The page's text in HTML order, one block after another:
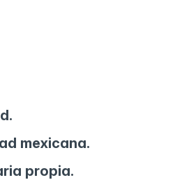
mexicana.
propia.